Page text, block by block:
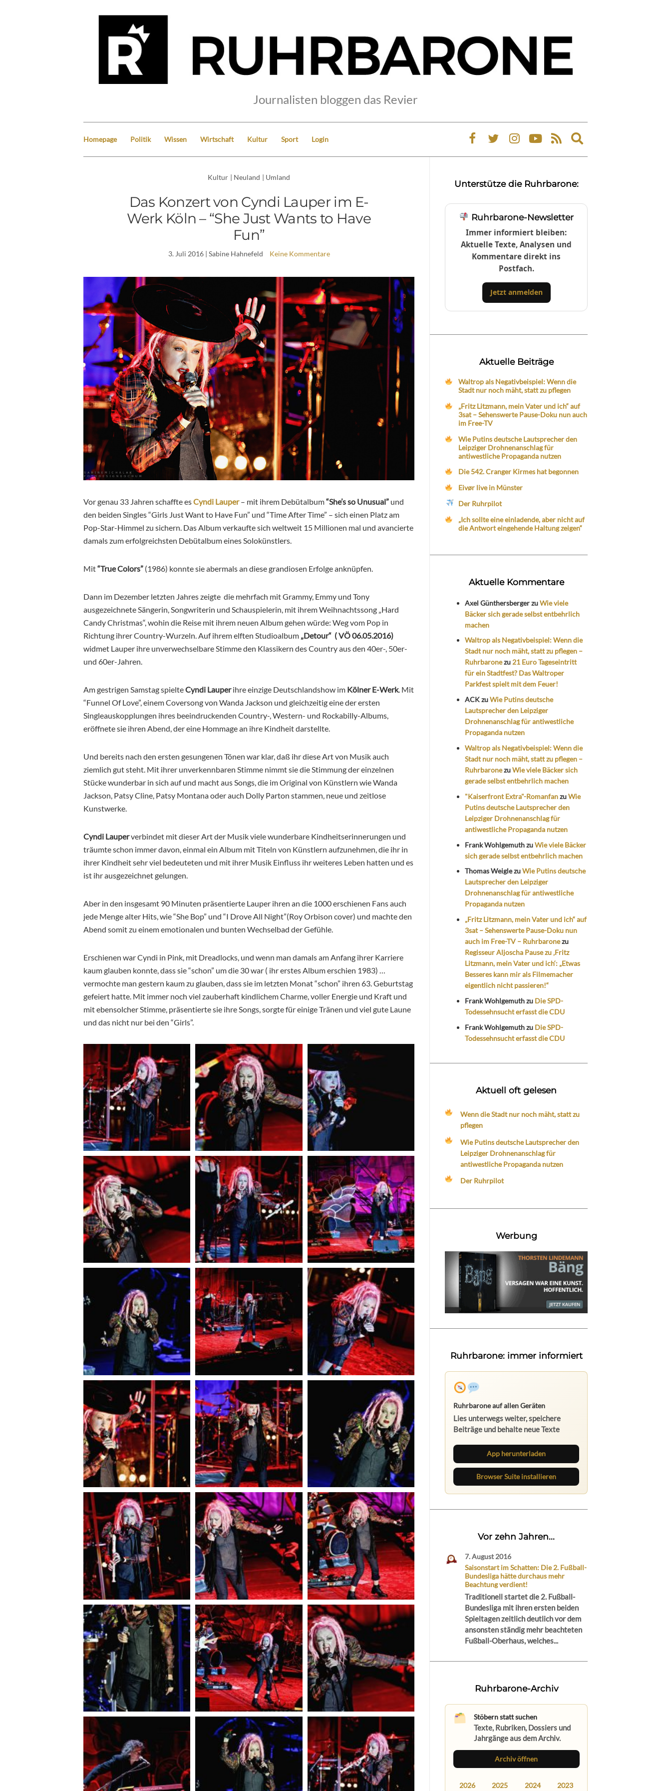
Journalisten bloggen das Revier
Homepage Politik Wissen Wirtschaft Kultur Sport Login
Expand
search
Kultur | Neuland | Umland
Das Konzert von Cyndi Lauper im E-
Werk Köln – “She Just Wants to Have
Fun”
3. Juli 2016| Sabine Hahnefeld Keine Kommentare
Vor genau 33 Jahren schaffte esCyndi Lauper – mit ihrem Debütalbum“She’s so Unusual” und
den beiden Singles “Girls Just Want to Have Fun” und “Time After Time” – sich einen Platz am
Pop-Star-Himmel zu sichern. Das Album verkaufte sich weltweit 15 Millionen mal und avancierte
damals zum erfolgreichsten Debütalbum eines Solokünstlers.
Mit“True Colors” (1986) konnte sie abermals an diese grandiosen Erfolge anknüpfen.
Dann im Dezember letzten Jahres zeigte die mehrfach mit Grammy, Emmy und Tony
ausgezeichnete Sängerin, Songwriterin und Schauspielerin, mit ihrem Weihnachtssong „Hard
Candy Christmas“, wohin die Reise mit ihrem neuen Album gehen würde: Weg vom Pop in
Richtung ihrer Country-Wurzeln. Auf ihrem elften Studioalbum „Detour“ ( VÖ 06.05.2016)
widmet Lauper ihre unverwechselbare Stimme den Klassikern des Country aus den 40er-, 50er-
und 60er-Jahren.
Am gestrigen Samstag spielteCyndi Lauperihre einzige Deutschlandshow im Kölner E-Werk. Mit
“Funnel Of Love”, einem Coversong von Wanda Jackson und gleichzeitig eine der ersten
Singleauskopplungen ihres beeindruckenden Country-, Western- und Rockabilly-Albums,
eröffnete sie ihren Abend, der eine Hommage an ihre Kindheit darstellte.
Und bereits nach den ersten gesungenen Tönen war klar, daß ihr diese Art von Musik auch
ziemlich gut steht. Mit ihrer unverkennbaren Stimme nimmt sie die Stimmung der einzelnen
Stücke wunderbar in sich auf und macht aus Songs, die im Original von Künstlern wie Wanda
Jackson, Patsy Cline, Patsy Montana oder auch Dolly Parton stammen, neue und zeitlose
Kunstwerke.
Cyndi Lauperverbindet mit dieser Art der Musik viele wunderbare Kindheitserinnerungen und
träumte schon immer davon, einmal ein Album mit Titeln von Künstlern aufzunehmen, die ihr in
ihrer Kindheit sehr viel bedeuteten und mit ihrer Musik Einfluss ihr weiteres Leben hatten und es
ist ihr ausgezeichnet gelungen.
Aber in den insgesamt 90 Minuten präsentierte Lauper ihren an die 1000 erschienen Fans auch
jede Menge alter Hits, wie “She Bop” und “I Drove All Night”(Roy Orbison cover) und machte den
Abend somit zu einem emotionalen und bunten Wechselbad der Gefühle.
Erschienen war Cyndi in Pink, mit Dreadlocks, und wenn man damals am Anfang ihrer Karriere
kaum glauben konnte, dass sie “schon” um die 30 war ( ihr erstes Album erschien 1983) …
vermochte man gestern kaum zu glauben, dass sie im letzten Monat “schon” ihren 63. Geburtstag
gefeiert hatte. Mit immer noch viel zauberhaft kindlichem Charme, voller Energie und Kraft und
mit ebensolcher Stimme, präsentierte sie ihre Songs, sorgte für einige Tränen und viel gute Laune
und das nicht nur bei den “Girls”.
Unterstütze die Ruhrbarone:
Ruhrbarone-Newsletter
Immer informiert bleiben:
Aktuelle Texte, Analysen und
Kommentare direkt ins
Postfach.
Jetzt anmelden
Aktuelle Beiträge
Waltrop als Negativbeispiel: Wenn die
Stadt nur noch mäht, statt zu pflegen
„Fritz Litzmann, mein Vater und ich“ auf
3sat – Sehenswerte Pause-Doku nun auch
im Free-TV
Wie Putins deutsche Lautsprecher den
Leipziger Drohnenanschlag für
antiwestliche Propaganda nutzen
Die 542. Cranger Kirmes hat begonnen
Eivør live in Münster
Der Ruhrpilot
„Ich sollte eine einladende, aber nicht auf
die Antwort eingehende Haltung zeigen“
Aktuelle Kommentare
Axel GünthersbergerzuWie viele
Bäcker sich gerade selbst entbehrlich
machen
Waltrop als Negativbeispiel: Wenn die
Stadt nur noch mäht, statt zu pflegen –
Ruhrbaronezu 21 Euro Tageseintritt
für ein Stadtfest? Das Waltroper
Parkfest spielt mit dem Feuer!
ACKzuWie Putins deutsche
Lautsprecher den Leipziger
Drohnenanschlag für antiwestliche
Propaganda nutzen
Waltrop als Negativbeispiel: Wenn die
Stadt nur noch mäht, statt zu pflegen –
RuhrbaronezuWie viele Bäcker sich
gerade selbst entbehrlich machen
"Kaiserfront Extra"-RomanfanzuWie
Putins deutsche Lautsprecher den
Leipziger Drohnenanschlag für
antiwestliche Propaganda nutzen
Frank WohlgemuthzuWie viele Bäcker
sich gerade selbst entbehrlich machen
Thomas WeiglezuWie Putins deutsche
Lautsprecher den Leipziger
Drohnenanschlag für antiwestliche
Propaganda nutzen
„Fritz Litzmann, mein Vater und ich“ auf
3sat – Sehenswerte Pause-Doku nun
auch im Free-TV – Ruhrbaronezu
Regisseur Aljoscha Pause zu ‚Fritz
Litzmann, mein Vater und ich‘: „Etwas
Besseres kann mir als Filmemacher
eigentlich nicht passieren!“
Frank Wohlgemuthzu Die SPD-
Todessehnsucht erfasst die CDU
Frank Wohlgemuthzu Die SPD-
Todessehnsucht erfasst die CDU
Aktuell oft gelesen
Wenn die Stadt nur noch mäht, statt zu
pflegen
Wie Putins deutsche Lautsprecher den
Leipziger Drohnenanschlag für
antiwestliche Propaganda nutzen
Der Ruhrpilot
Werbung
Ruhrbarone: immer informiert
Ruhrbarone auf allen Geräten
Lies unterwegs weiter, speichere
Beiträge und behalte neue Texte
App herunterladen
Browser Suite installieren
Vor zehn Jahren...
7. August 2016
Saisonstart im Schatten: Die 2. Fußball-
Bundesliga hätte durchaus mehr
Beachtung verdient!
Traditionell startet die 2. Fußball-
Bundesliga mit ihren ersten beiden
Spieltagen zeitlich deutlich vor dem
ansonsten ständig mehr beachteten
Fußball-Oberhaus, welches...
Ruhrbarone-Archiv
Stöbern statt suchen
Texte, Rubriken, Dossiers und
Jahrgänge aus dem Archiv.
Archiv öffnen
2026 2025 2024 2023